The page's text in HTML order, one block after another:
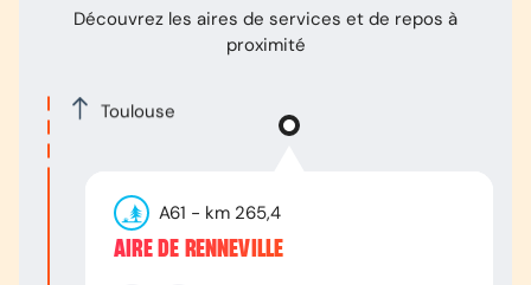
Découvrez les aires de services et de repos à
proximité
Toulouse
A61 - km 265,4
AIRE DE RENNEVILLE